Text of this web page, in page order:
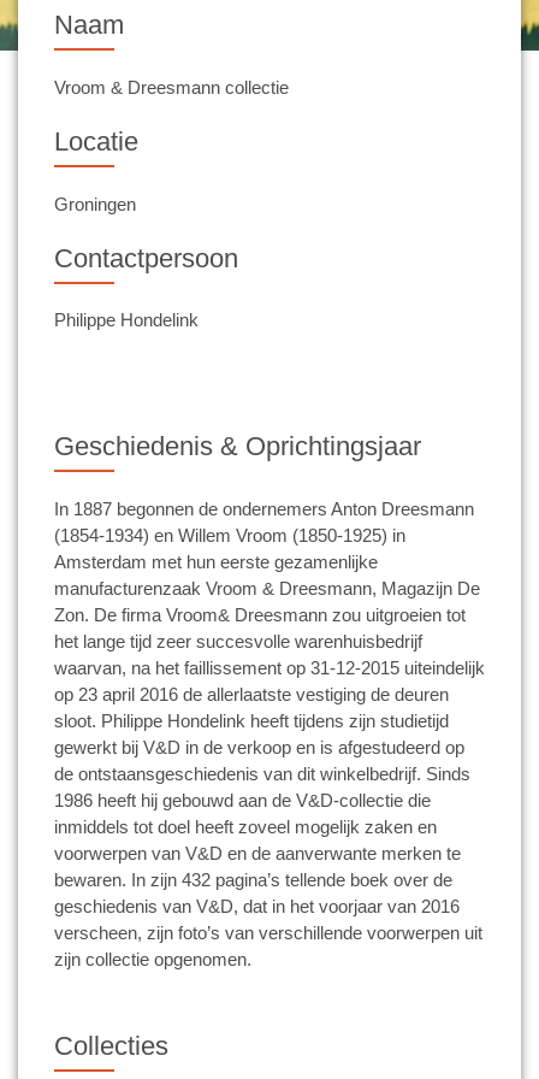
Naam
Vroom & Dreesmann collectie
Locatie
Groningen
Contactpersoon
Philippe Hondelink
Geschiedenis & Oprichtingsjaar
In 1887 begonnen de ondernemers Anton Dreesmann
(1854-1934) en Willem Vroom (1850-1925) in
Amsterdam met hun eerste gezamenlijke
manufacturenzaak Vroom & Dreesmann, Magazijn De
Zon. De firma Vroom& Dreesmann zou uitgroeien tot
het lange tijd zeer succesvolle warenhuisbedrijf
waarvan, na het faillissement op 31-12-2015 uiteindelijk
op 23 april 2016 de allerlaatste vestiging de deuren
sloot. Philippe Hondelink heeft tijdens zijn studietijd
gewerkt bij V&D in de verkoop en is afgestudeerd op
de ontstaansgeschiedenis van dit winkelbedrijf. Sinds
1986 heeft hij gebouwd aan de V&D-collectie die
inmiddels tot doel heeft zoveel mogelijk zaken en
voorwerpen van V&D en de aanverwante merken te
bewaren. In zijn 432 pagina’s tellende boek over de
geschiedenis van V&D, dat in het voorjaar van 2016
verscheen, zijn foto’s van verschillende voorwerpen uit
zijn collectie opgenomen.
Collecties